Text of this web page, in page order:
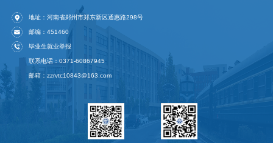
地址：河南省郑州市郑东新区通惠路298号
邮编：451460
毕业生就业举报
联系电话：0371-60867945
邮箱：zzrvtc10843@163.com